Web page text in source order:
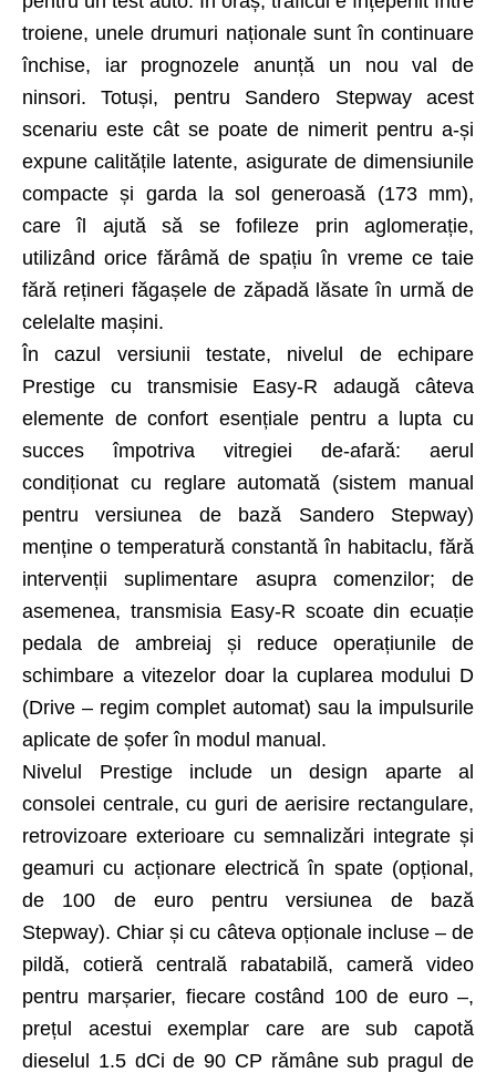
troiene, unele drumuri naționale sunt în continuare
închise, iar prognozele anunță un nou val de
ninsori. Totuși, pentru Sandero Stepway acest
scenariu este cât se poate de nimerit pentru a-și
expune calitățile latente, asigurate de dimensiunile
compacte și garda la sol generoasă (173 mm),
care îl ajută să se fofileze prin aglomerație,
utilizând orice fărâmă de spațiu în vreme ce taie
fără rețineri făgașele de zăpadă lăsate în urmă de
celelalte mașini.
În cazul versiunii testate, nivelul de echipare
Prestige cu transmisie Easy-R adaugă câteva
elemente de confort esențiale pentru a lupta cu
succes împotriva vitregiei de-afară: aerul
condiționat cu reglare automată (sistem manual
pentru versiunea de bază Sandero Stepway)
menține o temperatură constantă în habitaclu, fără
intervenții suplimentare asupra comenzilor; de
asemenea, transmisia Easy-R scoate din ecuație
pedala de ambreiaj și reduce operațiunile de
schimbare a vitezelor doar la cuplarea modului D
(Drive – regim complet automat) sau la impulsurile
aplicate de șofer în modul manual.
Nivelul Prestige include un design aparte al
consolei centrale, cu guri de aerisire rectangulare,
retrovizoare exterioare cu semnalizări integrate și
geamuri cu acționare electrică în spate (opțional,
de 100 de euro pentru versiunea de bază
Stepway). Chiar și cu câteva opționale incluse – de
pildă, cotieră centrală rabatabilă, cameră video
pentru marșarier, fiecare costând 100 de euro –,
prețul acestui exemplar care are sub capotă
dieselul 1.5 dCi de 90 CP rămâne sub pragul de